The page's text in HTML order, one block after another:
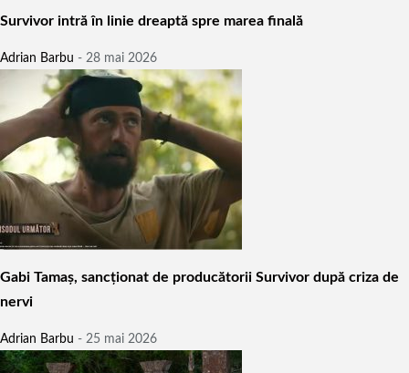
Survivor intră în linie dreaptă spre marea finală
Adrian Barbu - 28 mai 2026
Gabi Tamaș, sancționat de producătorii Survivor după criza de
nervi
Adrian Barbu - 25 mai 2026